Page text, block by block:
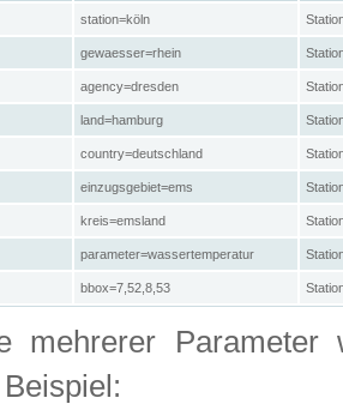
station=köln
gewaesser=rhein
agency=dresden
land=hamburg
country=deutschland
einzugsgebiet=ems
kreis=emsland
parameter=wassertemperatur
bbox=7,52,8,53
mehrerer Parameter